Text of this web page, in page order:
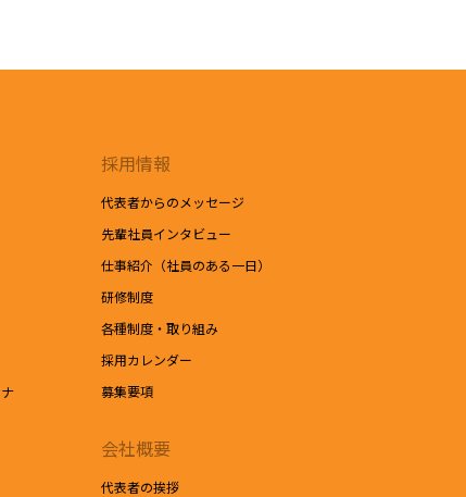
採用情報
代表者からのメッセージ
先輩社員インタビュー
仕事紹介（社員のある一日）
研修制度
各種制度・取り組み
採用カレンダー
募集要項
会社概要
代表者の挨拶